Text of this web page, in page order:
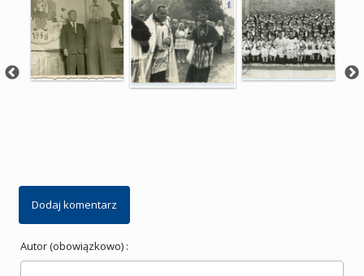
Dodaj komentarz
Autor (obowiązkowo) :